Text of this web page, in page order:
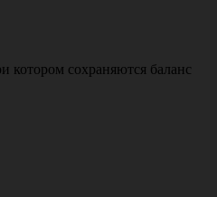
котором сохраняются баланс